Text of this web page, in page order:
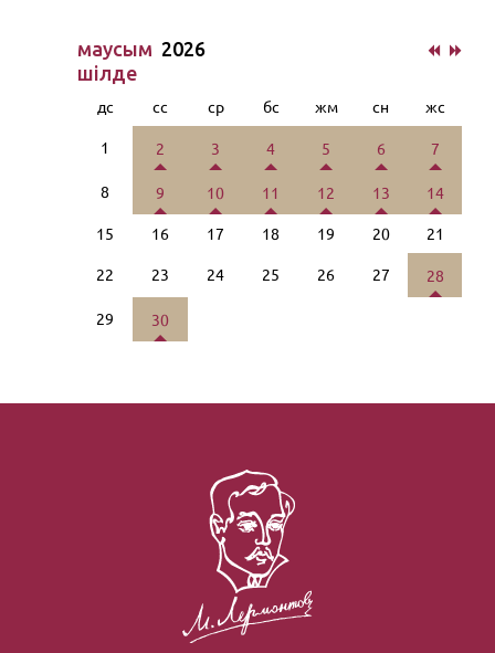
маусым 2026
шiлде
дс сс ср бс жм сн жс
1 2 3 4 5 6 7
8 9 10 11 12 13 14
15 16 17 18 19 20 21
22 23 24 25 26 27 28
29 30